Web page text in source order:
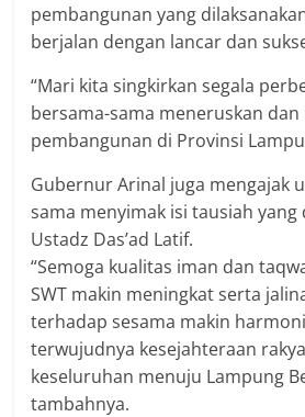
pembangunan yang
berjalan dengan lancar dan
“Mari kita singkirkan segala
bersama-sama meneruskan
pembangunan di Provinsi
Gubernur Arinal juga mengajak
sama menyimak isi tausiah yang
Ustadz Das’ad Latif.
“Semoga kualitas iman dan
SWT makin meningkat serta
terhadap sesama makin
terwujudnya kesejahteraan
keseluruhan menuju Lampung
tambahnya.